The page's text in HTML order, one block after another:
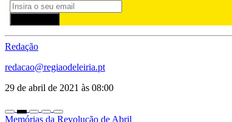
Redação
redacao@regiaodeleiria.pt
29 de abril de 2021 às 08:00
Memórias da Revolução de Abril